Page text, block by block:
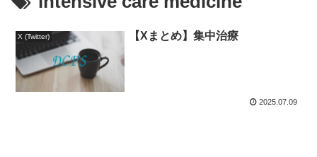
X (Twitter) 【Xまとめ】集中治療
2025.07.09